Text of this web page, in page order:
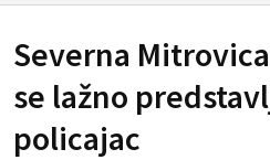
Severna
se lažno
policajac